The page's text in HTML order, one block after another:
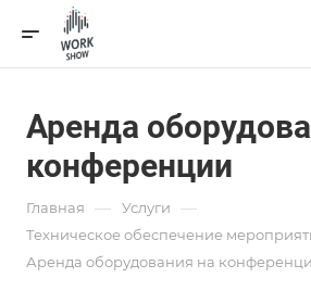
Аренда
конференции
Главная — Услуги —
Техническое обеспечение
Аренда оборудования на